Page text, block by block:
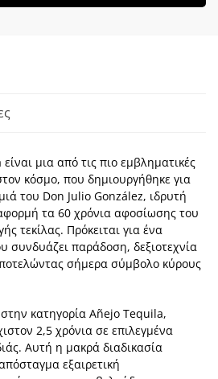
μια από τις πιο εμβληματικές
κόσμο, που δημιουργήθηκε για
του Don Julio González, ιδρυτή
τα 60 χρόνια αφοσίωσης του
τεκίλας. Πρόκειται για ένα
παράδοση, δεξιοτεχνία
σήμερα σύμβολο κύρους
κατηγορία Añejo Tequila,
2,5 χρόνια σε επιλεγμένα
Αυτή η μακρά διαδικασία
εξαιρετική